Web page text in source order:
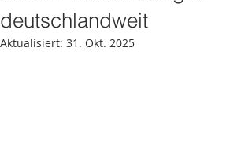
deutschlandweit
Aktualisiert: 31. Okt. 2025